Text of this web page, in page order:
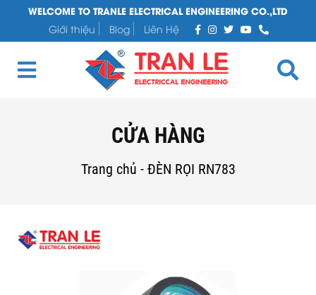
WELCOME TO TRANLE ELECTRICAL ENGINEERING CO.,LTD
Giới thiệu
Blog Liên Hệ
CỬA HÀNG
Trang chủ - ĐÈN RỌI RN783